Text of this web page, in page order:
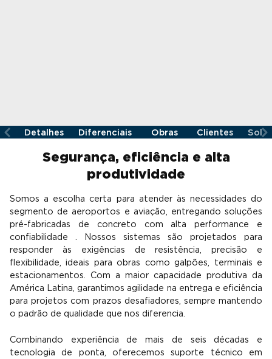
Detalhes Diferenciais Obras Clientes
Segurança, eficiência e alta
produtividade
Somos a escolha certa para atender às necessidades do
segmento de aeroportos e aviação, entregando soluções
pré-fabricadas de concreto com alta performance e
confiabilidade . Nossos sistemas são projetados para
responder às exigências de resistência, precisão e
flexibilidade, ideais para obras como galpões, terminais e
estacionamentos. Com a maior capacidade produtiva da
América Latina, garantimos agilidade na entrega e eficiência
para projetos com prazos desafiadores, sempre mantendo
o padrão de qualidade que nos diferencia.
Combinando experiência de mais de seis décadas e
tecnologia de ponta, oferecemos suporte técnico em